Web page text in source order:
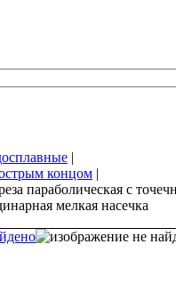
|
концом |
параболическая с
мелкая насечка